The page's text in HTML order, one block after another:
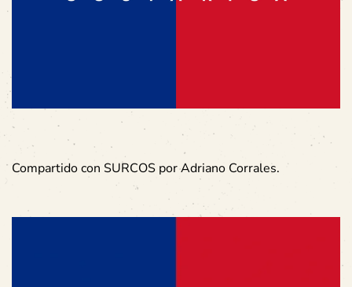
Compartido con SURCOS por Adriano Corrales.